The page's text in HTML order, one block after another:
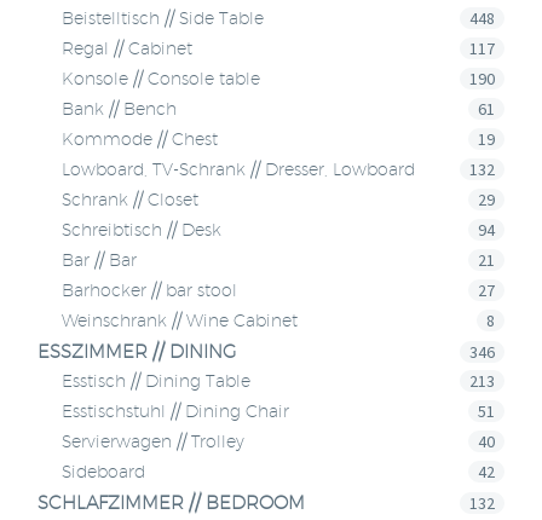
Beistelltisch // Side Table 448
Regal // Cabinet 117
Konsole // Console table 190
Bank // Bench 61
Kommode // Chest 19
Lowboard, TV-Schrank // Dresser, Lowboard 132
Schrank // Closet 29
Schreibtisch // Desk 94
Bar // Bar 21
Barhocker // bar stool 27
Weinschrank // Wine Cabinet 8
ESSZIMMER // DINING 346
Esstisch // Dining Table 213
Esstischstuhl // Dining Chair 51
Servierwagen // Trolley 40
Sideboard 42
SCHLAFZIMMER // BEDROOM 132